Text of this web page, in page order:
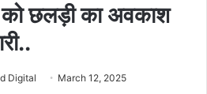
को छलड़ी का अवकाश
Digital March 12, 2025